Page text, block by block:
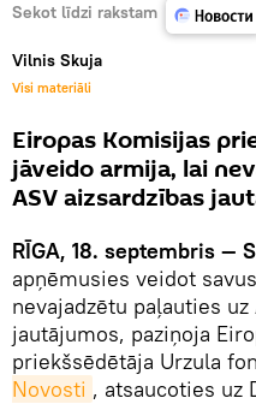
Sekot līdzi rakstam
Vilnis Skuja
Visi materiāli
Eiropas Komisijas
jāveido armija, lai
ASV aizsardzības
RĪGA, 18. septembris —
apņēmusies veidot
nevajadzētu paļauties uz
jautājumos, paziņoja
priekšsēdētāja Urzula
Novosti , atsaucoties uz